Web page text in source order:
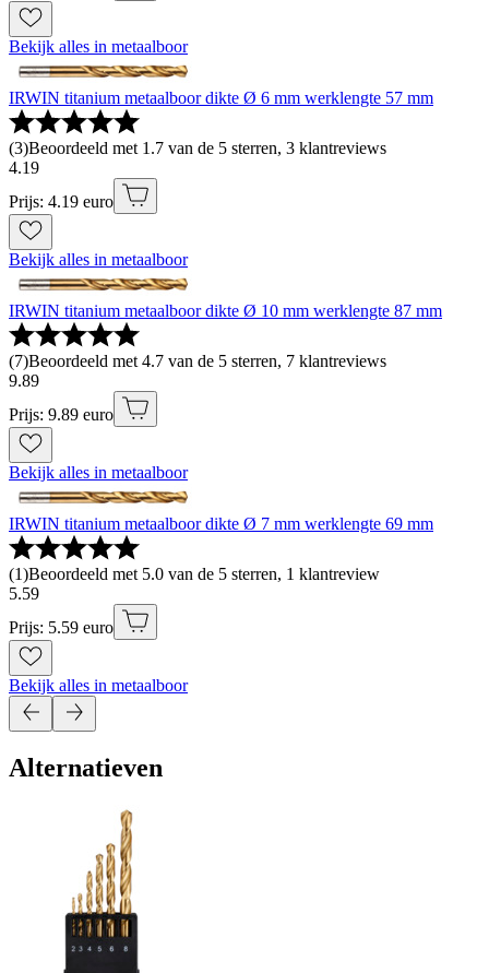
Bekijk alles in metaalboor
IRWIN titanium metaalboor dikte Ø 6 mm werklengte 57 mm
(3)Beoordeeld met 1.7 van de 5 sterren, 3 klantreviews
4.19
Prijs: 4.19 euro
Bekijk alles in metaalboor
IRWIN titanium metaalboor dikte Ø 10 mm werklengte 87 mm
(7)Beoordeeld met 4.7 van de 5 sterren, 7 klantreviews
9.89
Prijs: 9.89 euro
Bekijk alles in metaalboor
IRWIN titanium metaalboor dikte Ø 7 mm werklengte 69 mm
(1)Beoordeeld met 5.0 van de 5 sterren, 1 klantreview
5.59
Prijs: 5.59 euro
Bekijk alles in metaalboor
Alternatieven